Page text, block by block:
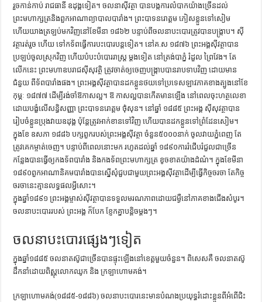
រួចកាន់កាប់ រាជធានី ឧដុង្គទៀត។ ចលនាស៊ីវត្ថា បានបង្កការលំបាកយ៉ាងច្រើនដល់
ព្រះមហាក្សត្រនិងពួកអាណាព្យាបាលបារាំង។ ព្រះបាទនរោត្ដម ភៀសខ្លួនទៅសៀម
ហើយយាងត្រឡប់មកវិញនៅខែមីនា ១៨៦២ បន្ទាប់ពីចលនាបះបោរត្រូវបានបង្ក្រាប។ ស៊ី
វត្ថារត់រួច ហើយ ទៅកទ័ពធ្វើការបះបោរបន្តទៀត។ នៅគ.ស ១៨៧៦ ព្រះអង្គស៊ីវត្ថាបាន
ប្រឡប់ចូលស្រុកវិញ ហើយបំបះបំបោររាស្ត្រ ម្ដងទៀត នៅត្រង់បាភ្នំ រំដួល ព្រៃវែង។ តែ
លើកនេះ ព្រះមហាឧបរាជស៊ីសុវត្ថិ ត្រូវចាត់ឲ្យចេញបង្ក្រាបបានរាបទាបវិញ ដោយមាន
ជំនួយ ពីទ័ពបារាំងផង។ ព្រះអង្គស៊ីវត្ថាបានដកខ្លួនថយទៅប្រទេសឡាវភាគខាងត្បូងនៅខែ
កុម្ភៈ ១៨៧៧ ដើម្បីរង់ចាំឱកាសល្អ។ ឱ កាសល្អបានកើតមានឡើង នៅពេលចុះហត្ថលេខា
ដោយបង្ខំលើសន្ធិសញ្ញា ព្រះបាទនរោត្ដម ថុំសុន។ នៅឆ្នាំ ១៨៨៥ ព្រះអង្គ ស៊ីសុវត្ថាបាន
រៀបចំខ្លួនប្រុងវាយឧដុង្គ ប៉ុន្តែត្រូវអាក់ខានទៅវិញ ហើយបានដកខ្លួនទៅព្រំដែនសៀម។
ក្នុងខែ ឧសភា ១៨៨៦ បក្សពួករបស់ព្រះអង្គស៊ីវត្ថា ចំនួន៥០០០នាក់ ចូលវាយភ្នំពេញ តែ
ត្រូវគេកម្ចាត់ចេញ។ បន្ទាប់ពីពេលនោះមក រហូតដល់ឆ្នាំ ១៨៩០ការរំជើបរំជួលជាច្រើន
កន្លែងបានធ្វើឲ្យកងទ័ពបារាំង និងកងទ័ពព្រះមហាក្សត្រ ខូចខាតយ៉ាងដំណំ។ ក្នុងខែមីនា
១៨៩០ពួកអាណានិគមបារាំងបានស្នើសុំជួបជាមួយព្រះអង្គស៊ីវត្ថាដើម្បីធ្វើកិច្ចចរចា តែកិច្ច
ចរចានេះគ្មានលទ្ធផលអ្វីសោះ។
ក្នុងឆ្នាំ១៨៩១ ព្រះអង្គម្ចាស់ស៊ីវត្ថាបានទទួលមរណភាពដោយជម្ងឺនៅភាគខាងជើងសំបូរ។
ចលនាបះបោររបស់ ព្រះអង្គ ក៏បែក ខ្ញែកគ្នាបន្តិចម្ដងៗ។
ចលនាបះបោរផ្សេងៗទៀត
ក្នុងឆ្នាំ១៨៨៥ ចលនាតស៊ូជាច្រើនបានផ្ទុះឡើងនៅខេត្តមួយចំនួន។ ពិសេសគឺ ចលនាតស៊ូ
ដឹកនាំដោយពិស្ណុលោកឈូក និង ក្រឡាហោមគង់។
ក្រឡាហោមគង់(១៨៨៥-១៨៨៦) ចលនាបះបោរនេះមានបំណងប្រយុទ្ធរំដោះខ្លួនពីអំពើជិះ